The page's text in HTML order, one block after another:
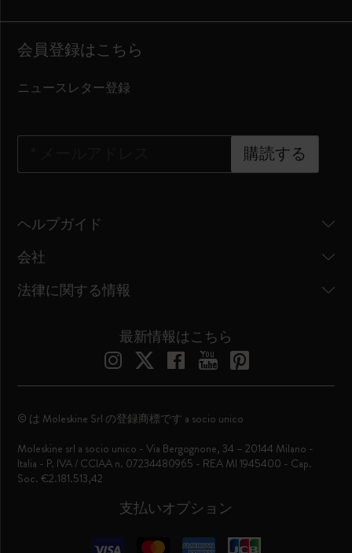
会員登録はこちら
ニュースレター登録
購読する
ヘルプガイド
会社
法律に関する情報
最新情報はこちら
支払いオプション
© は Moleskine Srl の登録商標です a socio unico
Moleskine srl a socio unico - Via Bergognone, 34 – 20144 Milano -
Italia - P. IVA / CCIAA n. 07234480965 - REA MI 1945400 - Cap.
Soc. €2.181.513,42